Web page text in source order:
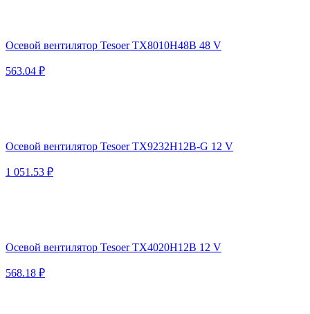
Осевой вентилятор Tesoer TX8010H48B 48 V
563.04 ₽
Осевой вентилятор Tesoer TX9232H12B-G 12 V
1 051.53 ₽
Осевой вентилятор Tesoer TX4020H12B 12 V
568.18 ₽